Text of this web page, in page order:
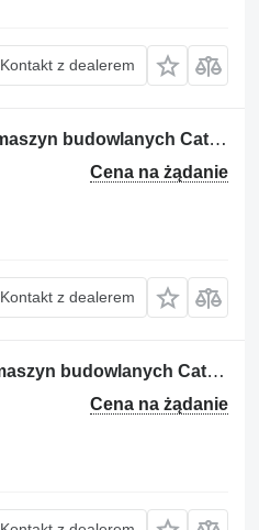
Kontakt z dealerem
Flansza wału napędowego 4K-8524 ; 4K8524 Yoke Caterpillar do maszyn budowlanych Caterpillar
Cena na żądanie
Kontakt z dealerem
Flansza wału napędowego 8E-4950 ; 8E4950 Yoke Caterpillar do maszyn budowlanych Caterpillar
Cena na żądanie